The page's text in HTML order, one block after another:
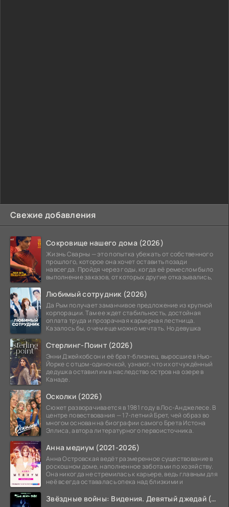
Свежие добавления
Сокровище нашего дома (2026)
Жизнь Сварны — это попытка убежать от собственного
прошлого, которое она хочет оставить позади
навсегда. Пройдя через годы, когда её ремеслом было
выполнение заказов, от которых другие отказывались,
Любимый сотрудник (2026)
Да Рым получает заманчивое предложение из крупной
корпорации. Там ее ждет стабильность, достойная
оплата труда и прозрачная карьерная лестница.
Казалось бы, о чем еще можно мечтать. Но девушка
Стерлинг-Поинт (2026)
Энни Джейкобсон и её брат-близнец, выросшие в Нью-
Йорке с отцом-одиночкой, узнают, что их отчуждённый
дедушка оставил им в наследство остров на озере в
Канаде.
Осколки (2026)
Сюжет разворачивается в 1981 году в Лос-Анджелесе. В
центре повествования — 17-летний Брет, чей образ во
многом основан на биографии самого Брета Истона
Эллиса, автора литературного первоисточника.
Анна медиум (2021-2026)
Анна Островская ведёт размеренное существование в
роскошном доме, наполненное заботами по хозяйству.
Она никогда не стремилась к карьере, ведь главным для
неё всегда оставалась опека над близкими и
Звёздные войны: Видения. Девятый джедай (2026)